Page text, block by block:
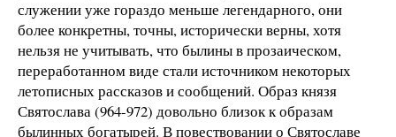
служении уже гораздо меньше легендарного, они
более конкретны, точны, исторически верны, хотя
нельзя не учитывать, что былины в прозаическом,
переработанном виде стали источником некоторых
летописных рассказов и сообщений. Образ князя
Святослава (964-972) довольно близок к образам
былинных богатырей. В повествовании о Святославе